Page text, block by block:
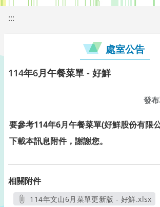
:::
處室公告
114年6月午餐菜單 - 好鮮
發布
要參考114年6月午餐菜單(好鮮股份有限
下載本訊息附件，謝謝您。
相關附件
114年文山6月菜單更新版 - 好鮮.xlsx